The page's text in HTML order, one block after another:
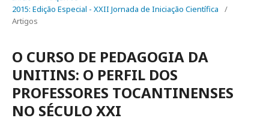
2015: Edição Especial - XXII Jornada de Iniciação Científica
/
Artigos
O CURSO DE PEDAGOGIA DA
UNITINS: O PERFIL DOS
PROFESSORES TOCANTINENSES
NO SÉCULO XXI